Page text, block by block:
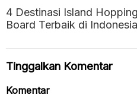
4 Destinasi Island
Board Terbaik di Indonesia
Tinggalkan Komentar
Komentar